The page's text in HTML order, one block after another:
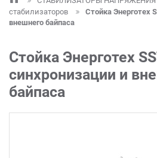
стабилизаторов
Стойка Энерготех
внешнего байпаса
Стойка Энерготех
синхронизации и
байпаса